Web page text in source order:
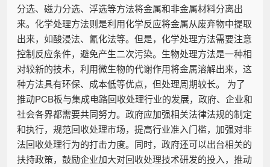
分选、磁力分选、浮选等方法将金属和非金属材料分离出
来。化学处理方法则是利用化学反应将金属从废弃物中提取
出来，如酸浸法、氰化法等。但是，化学处理方法需要注意
控制反应条件，避免产生二次污染。生物处理方法是一种相
对较新的技术，利用微生物的代谢作用将金属溶解出来，这
种方法具有环保、成本低等优点，但处理周期较长。 为了
推动PCB板与集成电路回收处理行业的发展，政府、企业和
社会各界都需要共同努力。政府应加强相关法律法规的制定
和执行，规范回收处理市场，提高行业准入门槛，加强对非
法回收处理行为的打击力度。同时，政府还可以出台相关的
扶持政策，鼓励企业加大对回收处理技术研发的投入，推动